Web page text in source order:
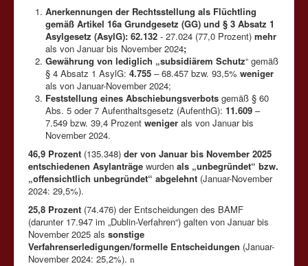
Anerkennungen der Rechtsstellung als Flüchtling
gemäß Artikel 16a Grundgesetz (GG) und § 3 Absatz 1
Asylgesetz (AsylG): 62.132 - 27.024 (77,0 Prozent) mehr
als von Januar bis November 2024;
Gewährung von lediglich „subsidiärem Schutz“ gemäß
§ 4 Absatz 1 AsylG: 4.755 – 68.457 bzw. 93,5% weniger
als von Januar-November 2024;
Feststellung eines Abschiebungsverbots gemäß § 60
Abs. 5 oder 7 Aufenthaltsgesetz (AufenthG): 11.609 –
7.549 bzw. 39,4 Prozent weniger als von Januar bis
November 2024.
46,9 Prozent (135.348) der von Januar bis November 2025
entschiedenen Asylanträge wurden als „unbegründet“ bzw.
„offensichtlich unbegründet“ abgelehnt (Januar-November
2024: 29,5%).
25,8 Prozent (74.476) der Entscheidungen des BAMF
(darunter 17.947 im „Dublin-Verfahren“) galten von Januar bis
November 2025 als sonstige
Verfahrenserledigungen/formelle Entscheidungen (Januar-
November 2024: 25,2%). n